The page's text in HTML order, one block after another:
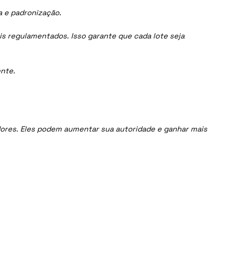
padronização.
Isso garante que cada lote seja
Eles podem aumentar sua autoridade e ganhar mais